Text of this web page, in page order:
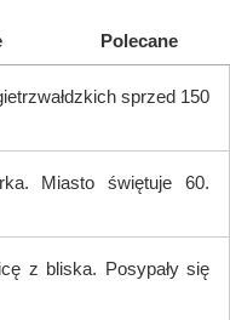
Polecane
sprzed 150
Miasto świętuje 60.
z bliska. Posypały się